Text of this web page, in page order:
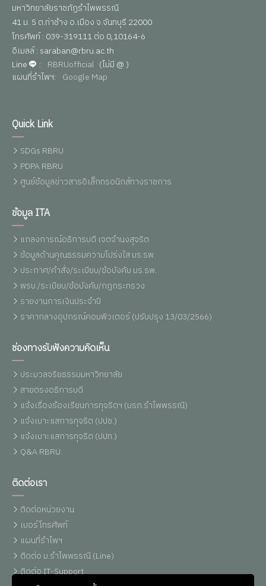
มหาวิทยาลัยราชภัฏรำไพพรรณี
41 ม. 5 ต.ท่าช้าง อ.เมือง จ.จันทบุรี 22000
โทรศัพท์ : 039-319111 ต่อ 0,10164-6
อีเมลล์ : saraban@rbru.ac.th
Line
: RBRUofficial (ไม่มี @ )
แผนที่รำไพฯ: Google Map
Quick Link
SDGs RBRU
PDPA RBRU
ศูนย์ข้อมูลข่าวสารอิเล็กทรอนิกส์ทางราชการ
ข้อมูล ITA
แถลงการณ์อธิการบดี เจตจำนงสุจริต
ข้อมูลด้านคุณธรรมความโปร่งใส มร.รพ.
ประกาศ/คำสั่ง/ระเบียบ/ข้อบังคับ มร.รพ.
พรบ./ระเบียบ/ข้อบังคับ/กฏกระทรวง
รายงานการเงินประจำปี
ราคากลางอุปกรณ์คอมพิวเตอร์ (ปรับปรุง 13/03/2566)
ช่องทางรับฟังความคิดเห็น
ประมวลจริยธรรมมหาวิทยาลัย
สายตรงอธิการบดี
แจ้งเรื่องร้องเรียนการทุจริตฯ (มรภ.รำไพพรรณี)
แจ้งเบาะแสการทุจริต (ปปช.)
แจ้งเบาะแสการทุจริต (ปปท.)
Q&A RBRU
ติดต่อเรา
ติดต่อหน่วยงาน
เบอร์โทรศัพท์
แผนที่รำไพฯ
ติดต่อ ม.รำไพพรรณี (Line)
ติดต่อ IT-Support